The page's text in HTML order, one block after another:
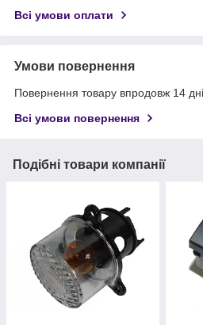
Всі умови оплати
Умови повернення
Повернення товару впродовж 14
Всі умови повернення
Подібні товари компанії